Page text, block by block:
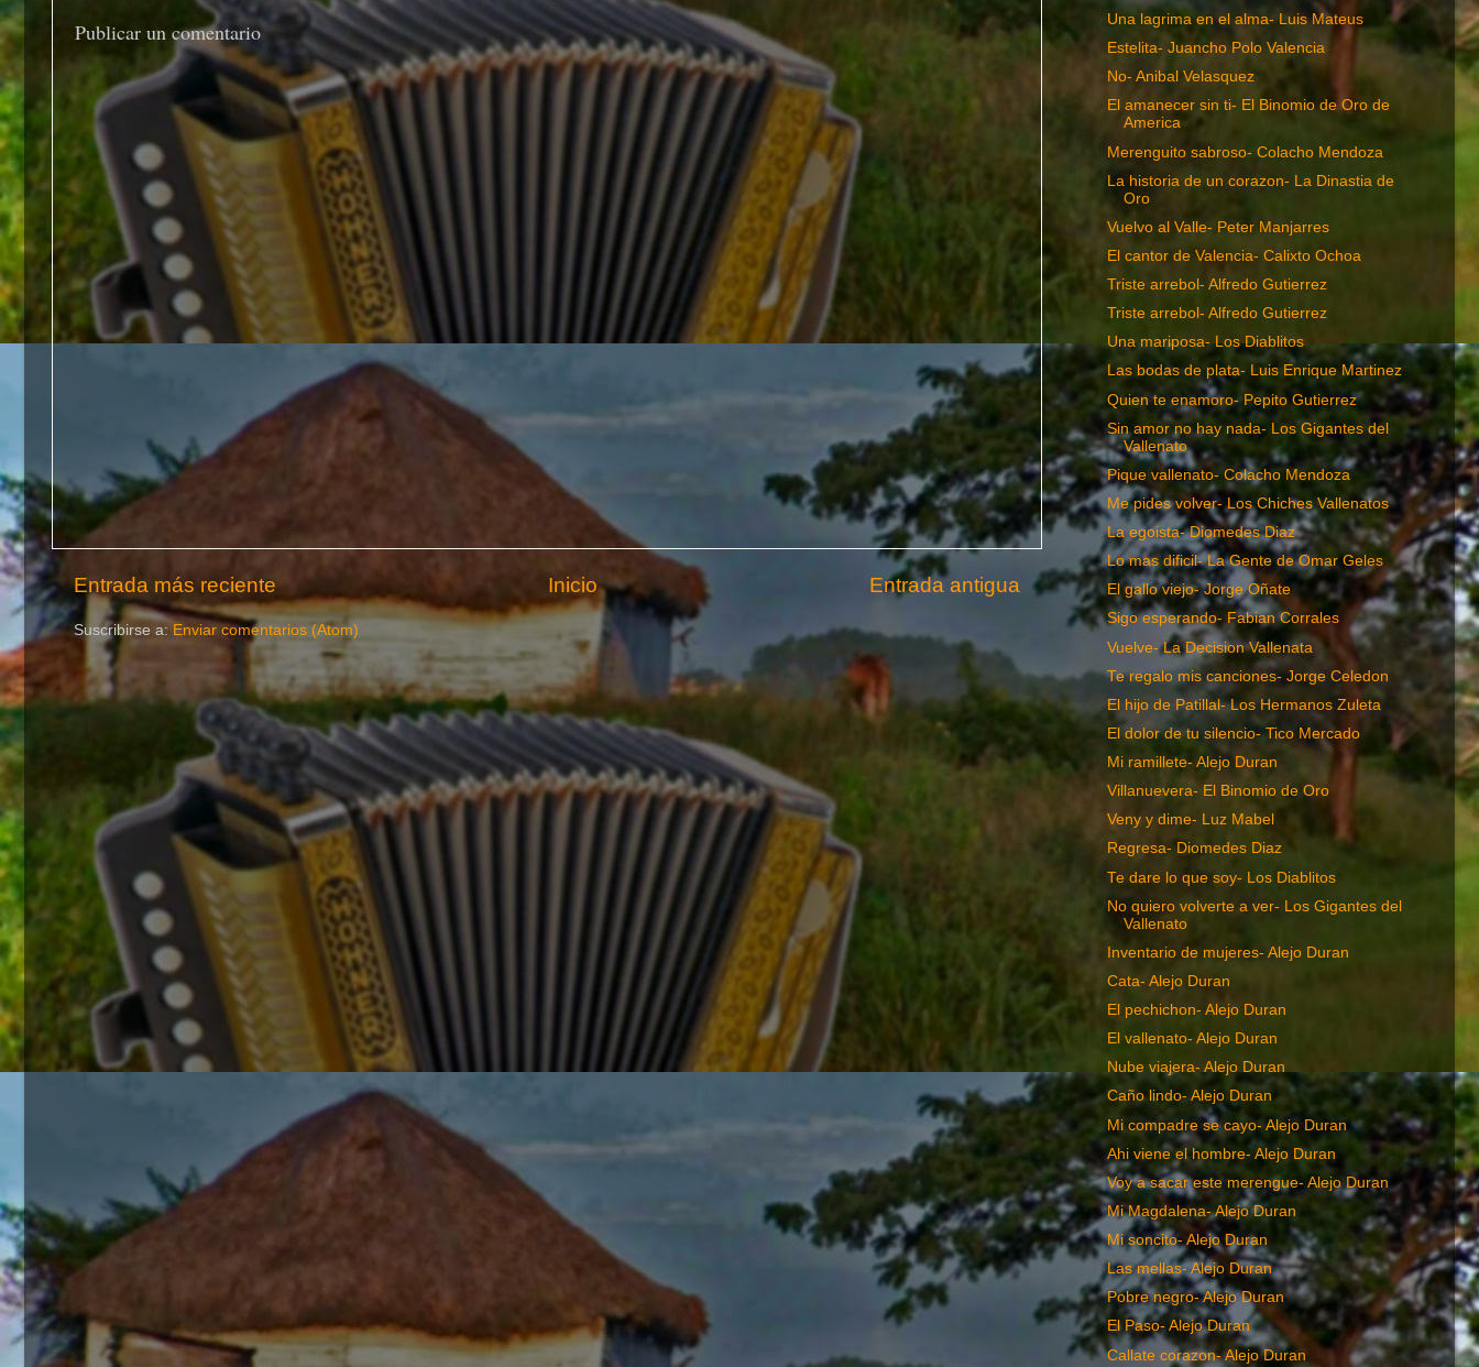
Publicar un comentario
Entrada más reciente Entrada antigua
Inicio
Suscribirse a: Enviar comentarios (Atom)
Una lagrima en el alma- Luis Mateus
Estelita- Juancho Polo Valencia
No- Anibal Velasquez
El amanecer sin ti- El Binomio de Oro de
America
Merenguito sabroso- Colacho Mendoza
La historia de un corazon- La Dinastia de
Oro
Vuelvo al Valle- Peter Manjarres
El cantor de Valencia- Calixto Ochoa
Triste arrebol- Alfredo Gutierrez
Triste arrebol- Alfredo Gutierrez
Una mariposa- Los Diablitos
Las bodas de plata- Luis Enrique Martinez
Quien te enamoro- Pepito Gutierrez
Sin amor no hay nada- Los Gigantes del
Vallenato
Pique vallenato- Colacho Mendoza
Me pides volver- Los Chiches Vallenatos
La egoista- Diomedes Diaz
Lo mas dificil- La Gente de Omar Geles
El gallo viejo- Jorge Oñate
Sigo esperando- Fabian Corrales
Vuelve- La Decision Vallenata
Te regalo mis canciones- Jorge Celedon
El hijo de Patillal- Los Hermanos Zuleta
El dolor de tu silencio- Tico Mercado
Mi ramillete- Alejo Duran
Villanuevera- El Binomio de Oro
Veny y dime- Luz Mabel
Regresa- Diomedes Diaz
Te dare lo que soy- Los Diablitos
No quiero volverte a ver- Los Gigantes del
Vallenato
Inventario de mujeres- Alejo Duran
Cata- Alejo Duran
El pechichon- Alejo Duran
El vallenato- Alejo Duran
Nube viajera- Alejo Duran
Caño lindo- Alejo Duran
Mi compadre se cayo- Alejo Duran
Ahi viene el hombre- Alejo Duran
Voy a sacar este merengue- Alejo Duran
Mi Magdalena- Alejo Duran
Mi soncito- Alejo Duran
Las mellas- Alejo Duran
Pobre negro- Alejo Duran
El Paso- Alejo Duran
Callate corazon- Alejo Duran